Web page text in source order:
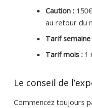
Caution :
au retour du
Tarif semaine
Tarif mois :1
Le conseil de
Commencez toujours